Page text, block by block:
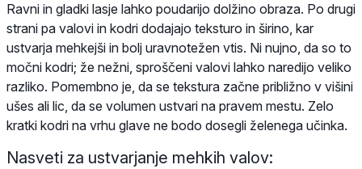
Ravni in gladki lasje lahko poudarijo dolžino obraza. Po drugi
strani pa valovi in kodri dodajajo teksturo in širino, kar
ustvarja mehkejši in bolj uravnotežen vtis. Ni nujno, da so to
močni kodri; že nežni, sproščeni valovi lahko naredijo veliko
razliko. Pomembno je, da se tekstura začne približno v višini
ušes ali lic, da se volumen ustvari na pravem mestu. Zelo
kratki kodri na vrhu glave ne bodo dosegli želenega učinka.
Nasveti za ustvarjanje mehkih valov: